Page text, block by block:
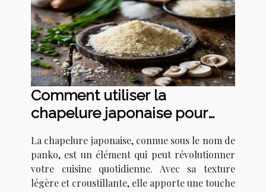
Comment utiliser la
chapelure japonaise pour
La chapelure japonaise, connue sous le nom de
panko, est un élément qui peut révolutionner
votre cuisine quotidienne. Avec sa texture
légère et croustillante, elle apporte une touche